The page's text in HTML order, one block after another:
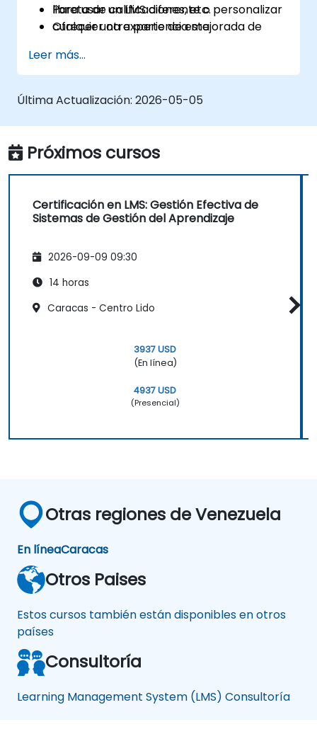
libreta de calificaciones, etc.
Ofrecer una experiencia mejorada de
público.
Para usar un LMS diferente o personalizar
cualquier otra parte de esta
para coordinarlo.
Leer más...
Última Actualización: 2026-05-05
Próximos cursos
Certificación en LMS: Gestión Efectiva de
Sistemas de Gestión del Aprendizaje
2026-09-09 09:30
14 horas
Caracas - Centro Lido
3937 USD
(En línea)
4937 USD
(Presencial)
Otras regiones de Venezuela
En líneaCaracas
Otros Paises
Estos cursos también están disponibles en otros
países
Consultoría
Learning Management System (LMS) Consultoría